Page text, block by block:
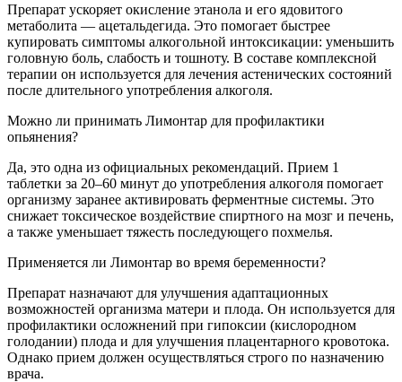
Препарат ускоряет окисление этанола и его ядовитого
метаболита — ацетальдегида. Это помогает быстрее
купировать симптомы алкогольной интоксикации: уменьшить
головную боль, слабость и тошноту. В составе комплексной
терапии он используется для лечения астенических состояний
после длительного употребления алкоголя.
Можно ли принимать Лимонтар для профилактики
опьянения?
Да, это одна из официальных рекомендаций. Прием 1
таблетки за 20–60 минут до употребления алкоголя помогает
организму заранее активировать ферментные системы. Это
снижает токсическое воздействие спиртного на мозг и печень,
а также уменьшает тяжесть последующего похмелья.
Применяется ли Лимонтар во время беременности?
Препарат назначают для улучшения адаптационных
возможностей организма матери и плода. Он используется для
профилактики осложнений при гипоксии (кислородном
голодании) плода и для улучшения плацентарного кровотока.
Однако прием должен осуществляться строго по назначению
врача.